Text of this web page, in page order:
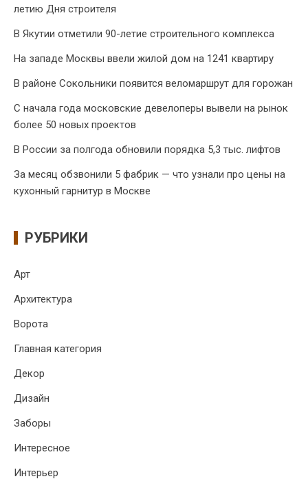
летию Дня строителя
В Якутии отметили 90-летие строительного комплекса
На западе Москвы ввели жилой дом на 1241 квартиру
В районе Сокольники появится веломаршрут для горожан
С начала года московские девелоперы вывели на рынок
более 50 новых проектов
В России за полгода обновили порядка 5,3 тыс. лифтов
За месяц обзвонили 5 фабрик — что узнали про цены на
кухонный гарнитур в Москве
РУБРИКИ
Арт
Архитектура
Ворота
Главная категория
Декор
Дизайн
Заборы
Интересное
Интерьер